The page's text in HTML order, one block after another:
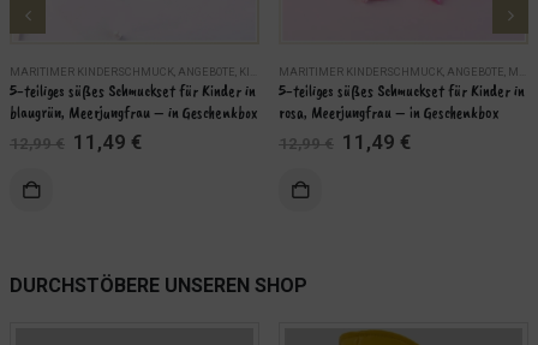
MARITIMER KINDERSCHMUCK ANGEBOTE KINDER ,MARITIME SCHMUCKSETS,SCHMUCK
5-teiliges süßes Schmuckset für Kinder in
blaugrün, Meerjungfrau – in Geschenkbox
12,99€ Ursprünglicher
Preis
11,49 €Aktueller
MARITIMER KINDERSCHMUCK ANGEBOTE MARITIME SCHMUCKSETS
5-teiliges süßes Schmuckset für Kinder in
rosa, Meerjungfrau – in Geschenkbox
12,99€ Ursprünglicher
Preis
11,49 €Aktueller
IN DEN WARENKORB
DURCHSTÖBERE UNSEREN SHOP